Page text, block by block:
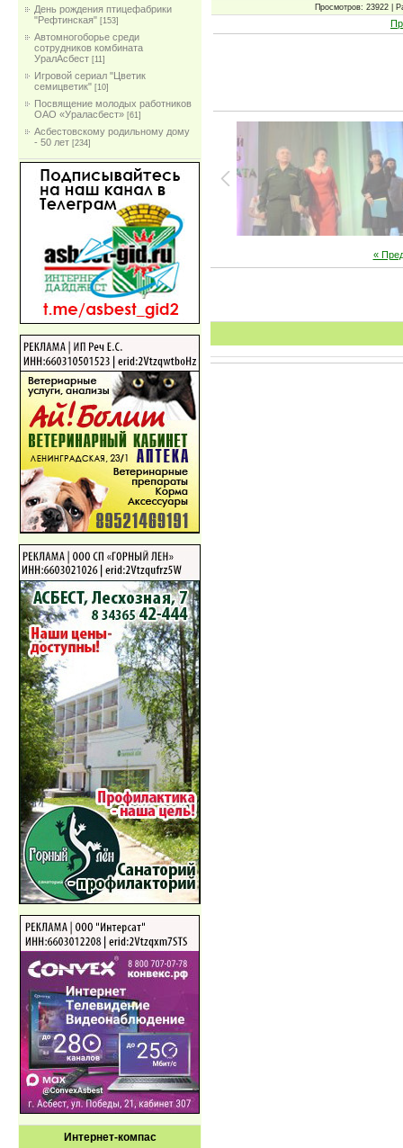
День рождения птицефабрики
"Рефтинская" [153]
Автомногоборье среди
сотрудников комбината
УралАсбест [11]
Игровой сериал "Цветик
семицветик" [10]
Посвящение молодых работников
ОАО «Ураласбест» [61]
Асбестовскому родильному дому
- 50 лет [234]
Интернет-компас
Просмотров: 23922 |
«